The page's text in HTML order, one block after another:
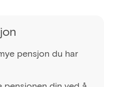
pensjon du har